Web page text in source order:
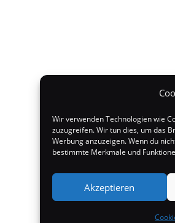
Wir verwenden Technologien wie
zuzugreifen. Wir tun dies, um das
Werbung anzuzeigen. Wenn du
bestimmte Merkmale und
Akzeptieren